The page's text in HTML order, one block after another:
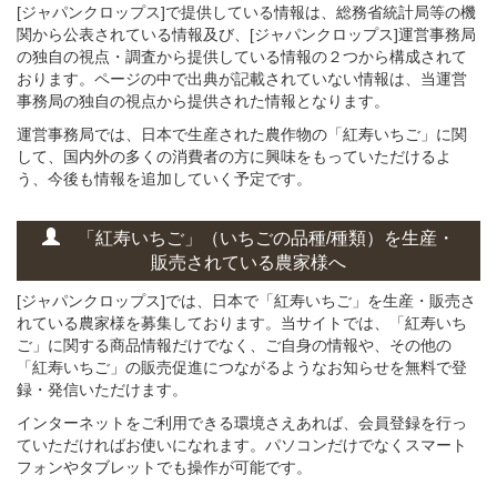
[ジャパンクロップス]で提供している情報は、総務省統計局等の機
関から公表されている情報及び、[ジャパンクロップス]運営事務局
の独自の視点・調査から提供している情報の２つから構成されて
おります。ページの中で出典が記載されていない情報は、当運営
事務局の独自の視点から提供された情報となります。
運営事務局では、日本で生産された農作物の「紅寿いちご」に関
して、国内外の多くの消費者の方に興味をもっていただけるよ
う、今後も情報を追加していく予定です。
「紅寿いちご」 （いちごの品種/種類） を生産・
販売されている農家様へ
[ジャパンクロップス]では、日本で「紅寿いちご」を生産・販売さ
れている農家様を募集しております。当サイトでは、「紅寿いち
ご」に関する商品情報だけでなく、ご自身の情報や、その他の
「紅寿いちご」の販売促進につながるようなお知らせを無料で登
録・発信いただけます。
インターネットをご利用できる環境さえあれば、会員登録を行っ
ていただければお使いになれます。パソコンだけでなくスマート
フォンやタブレットでも操作が可能です。